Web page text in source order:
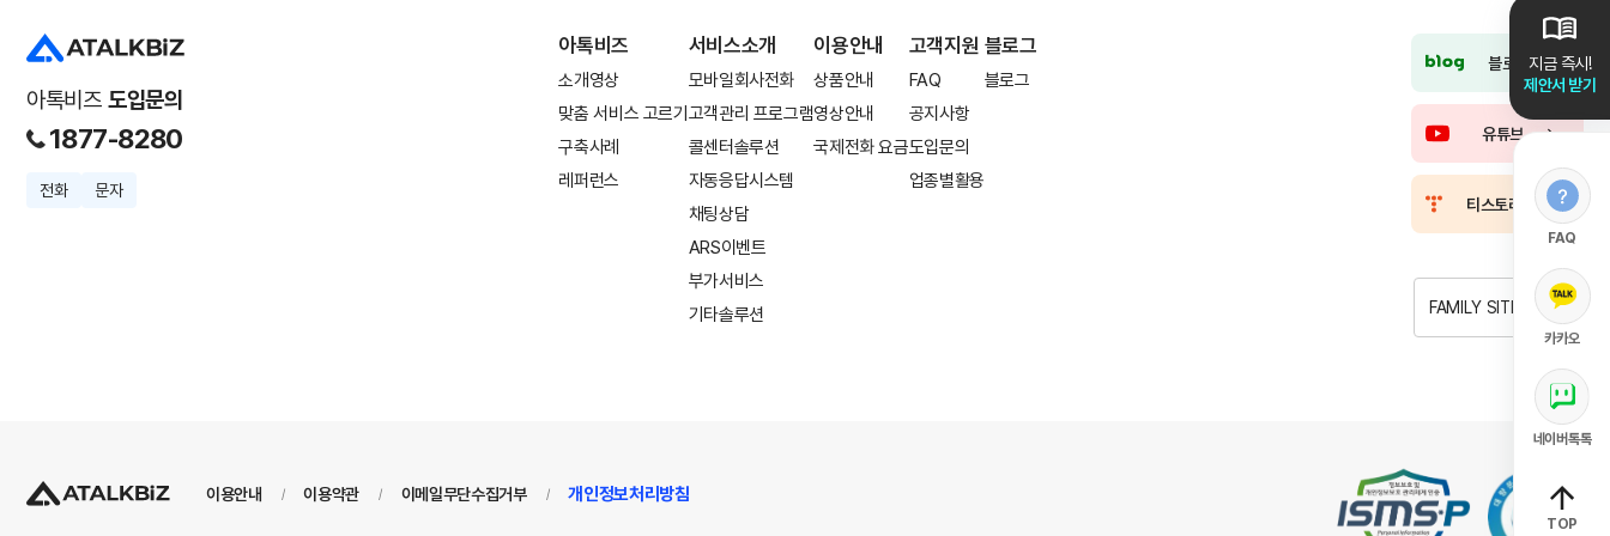
지금 즉시!
제안서 받기
FAQ
카카오
네이버톡톡
TOP
아톡비즈 도입문의
1877-8280
전화 문자
아톡비즈
소개영상
맞춤 서비스 고르기
구축사례
레퍼런스
서비스소개
모바일회사전화
고객관리 프로그램
콜센터솔루션
자동응답시스템
채팅상담
ARS이벤트
부가서비스
기타솔루션
이용안내
상품안내
영상안내
국제전화 요금
고객지원
FAQ
공지사항
도입문의
업종별활용
블로그
블로그
블로그
유튜브
티스토리
FAMILY SITE
이용안내 / 이용약관 / 이메일무단수집거부 / 개인정보처리방침